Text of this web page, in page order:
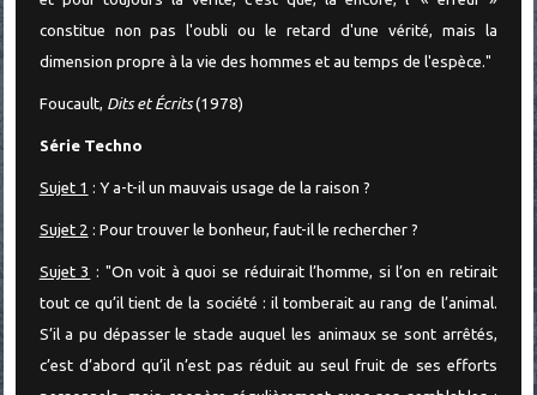
constitue non pas l'oubli ou le retard d'une vérité, mais la
dimension propre à la vie des hommes et au temps de l'espèce."
Foucault, Dits et Écrits(1978)
Série Techno
Sujet 1 : Y a-t-il un mauvais usage de la raison ?
Sujet 2 : Pour trouver le bonheur, faut-il le rechercher ?
Sujet 3 : "On voit à quoi se réduirait l’homme, si l’on en retirait
tout ce qu’il tient de la société : il tomberait au rang de l’animal.
S’il a pu dépasser le stade auquel les animaux se sont arrêtés,
c’est d’abord qu’il n’est pas réduit au seul fruit de ses efforts